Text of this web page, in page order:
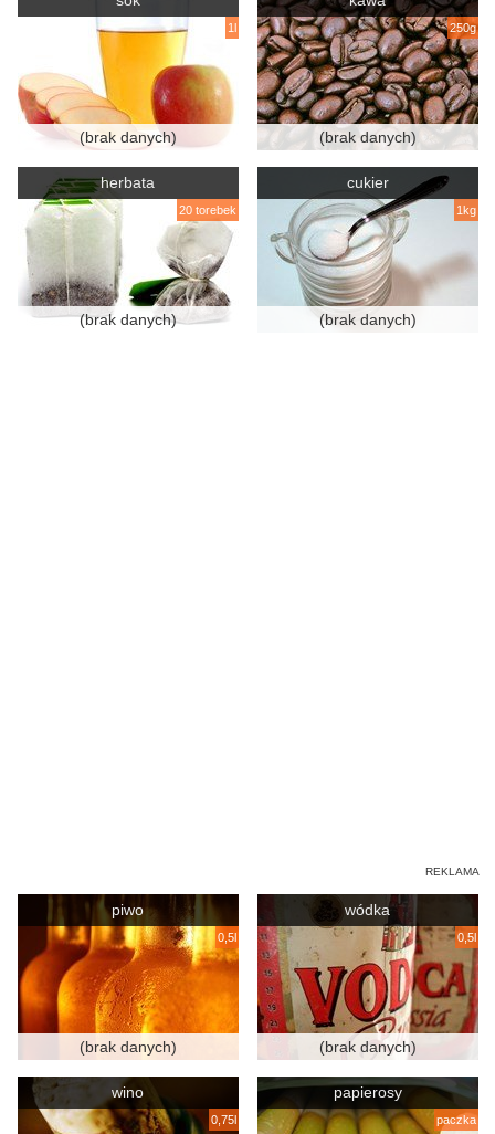
1l
(brak danych)
250g
(brak danych)
herbata
20 torebek
(brak danych)
cukier
1kg
(brak danych)
piwo
0,5l
(brak danych)
wódka
0,5l
(brak danych)
wino
0,75l
papierosy
paczka